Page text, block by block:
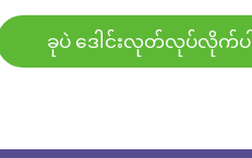
ခုပဲ ဒေါင်းလုတ်လုပ်လိုက်ပါ